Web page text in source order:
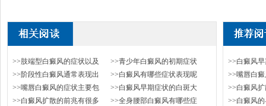
>>肢端型白癜风的症状以及
>>青少年白癜风的初期症状
>>阶段性白癜风通常表现出
>>白癜风有哪些症状表现呢
>>嘴唇白癜风的症状主要包
>>白癜风早期症状的白斑大
>>白癜风扩散的前兆有很多
>>全身腰部白癜风有哪些症
>>白癜风
>>嘴唇白
>>白癜风
>>白癜风